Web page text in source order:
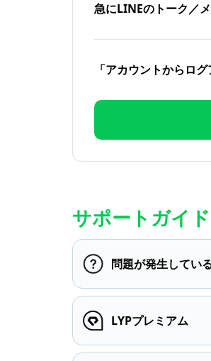
急にLINEのトーク／
「アカウントからロ
サポートガイド
問題が発生してい
LYPプレミアム